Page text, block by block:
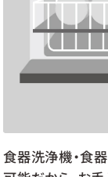
食器洗浄機・食